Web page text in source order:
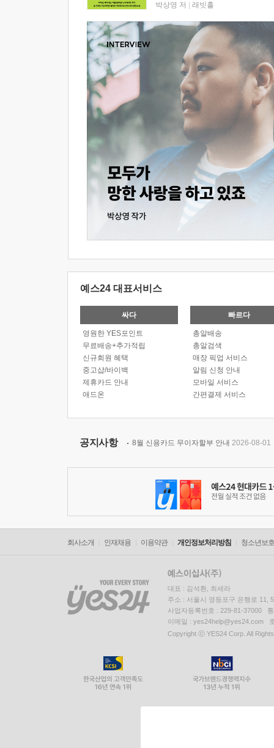
박상영 저 래빗홀
예스24 대표서비스
싸다
영원한 YES포인트
무료배송+추가적립
신규회원 혜택
중고샵/바이백
제휴카드 안내
애드온
빠르다
총알배송
총알검색
매장 픽업 서비스
알림 신청 안내
모바일 서비스
간편결제 서비스
공지사항 8월 신용카드 무이자할부 안내 2026-08-01
회사소개 인재채용 이용약관 개인정보처리방침 청소년보
대표 : 김석환, 최세라
주소 : 서울시 영등포구 은행로 11,
사업자등록번호 : 229-81-37000
이메일 : yes24help@yes24.com
Copyright ⓒ YES24 Corp. All